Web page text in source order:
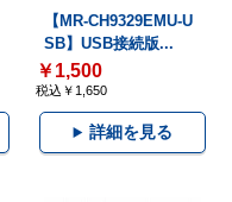
【MR-CH9329EMU-U
SB】USB接続版...
￥1,500
税込￥1,650
詳細を見る